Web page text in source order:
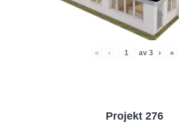
« ‹ av 3 › »
Projekt 276